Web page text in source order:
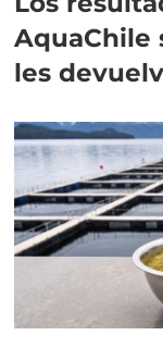
AquaChile
les